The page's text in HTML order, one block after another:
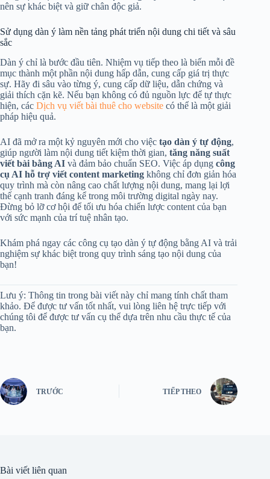
nên sự khác biệt và giữ chân độc giả.
Sử dụng dàn ý làm nền tảng phát triển nội dung chi tiết và sâu
sắc
Dàn ý chỉ là bước đầu tiên. Nhiệm vụ tiếp theo là biến mỗi đề
mục thành một phần nội dung hấp dẫn, cung cấp giá trị thực
sự. Hãy đi sâu vào từng ý, cung cấp dữ liệu, dẫn chứng và
giải thích cặn kẽ. Nếu bạn không có đủ nguồn lực để tự thực
hiện, các Dịch vụ viết bài thuê cho website có thể là một giải
pháp hiệu quả.
AI đã mở ra một kỷ nguyên mới cho việc tạo dàn ý tự động,
giúp người làm nội dung tiết kiệm thời gian, tăng năng suất
viết bài bằng AI và đảm bảo chuẩn SEO. Việc áp dụng công
cụ AI hỗ trợ viết content marketing không chỉ đơn giản hóa
quy trình mà còn nâng cao chất lượng nội dung, mang lại lợi
thế cạnh tranh đáng kể trong môi trường digital ngày nay.
Đừng bỏ lỡ cơ hội để tối ưu hóa chiến lược content của bạn
với sức mạnh của trí tuệ nhân tạo.
Khám phá ngay các công cụ tạo dàn ý tự động bằng AI và trải
nghiệm sự khác biệt trong quy trình sáng tạo nội dung của
bạn!
Lưu ý: Thông tin trong bài viết này chỉ mang tính chất tham
khảo. Để được tư vấn tốt nhất, vui lòng liên hệ trực tiếp với
chúng tôi để được tư vấn cụ thể dựa trên nhu cầu thực tế của
bạn.
TRƯỚC TIẾP THEO
Bài viết liên quan